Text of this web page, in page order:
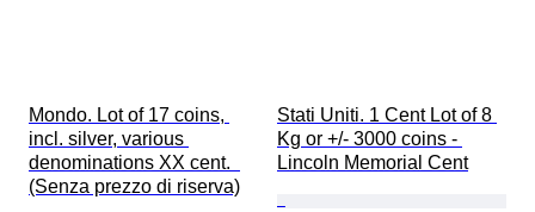
Mondo. Lot of 17 coins,
incl. silver, various
denominations XX cent.
(Senza prezzo di riserva)
Stati Uniti. 1 Cent Lot of 8
Kg or +/- 3000 coins -
Lincoln Memorial Cent